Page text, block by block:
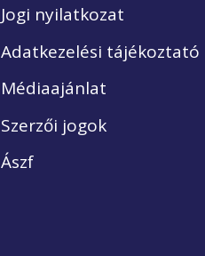
Jogi nyilatkozat
Adatkezelési tájékoztató
Médiaajánlat
Szerzői jogok
Ászf